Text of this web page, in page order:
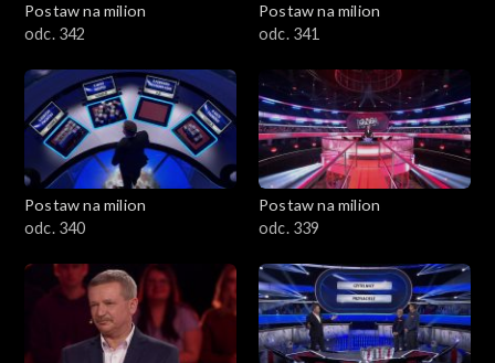
Postaw na milion
odc. 342
Postaw na milion
odc. 341
Postaw na milion
odc. 340
Postaw na milion
odc. 339